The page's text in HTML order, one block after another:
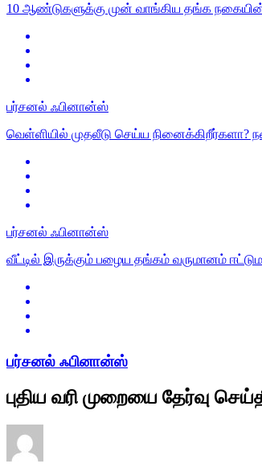
10 ஆண்டுகளுக்கு முன் வாங்கிய தங்க நகையின்
பர்சனல் ஃபினான்ஸ்
வெள்ளியில் முதலீடு செய்ய நினைக்கிறீர்களா?
பர்சனல் ஃபினான்ஸ்
வீட்டில் இருக்கும் பழைய தங்கம் வருமானம்
பர்சனல் ஃபினான்ஸ்
புதிய வரி முறையை தேர்வு